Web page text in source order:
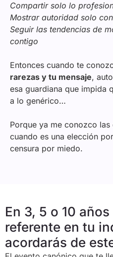
Compartir solo lo
Mostrar autoridad solo
Seguir las tendencias de
contigo
Entonces cuando te
rarezas y tu mensaje,
esa guardiana que impida
a lo genérico…
Porque ya me conozco
cuando es una elección
censura por miedo.
En 3, 5 o 10
referente en tu
acordarás de